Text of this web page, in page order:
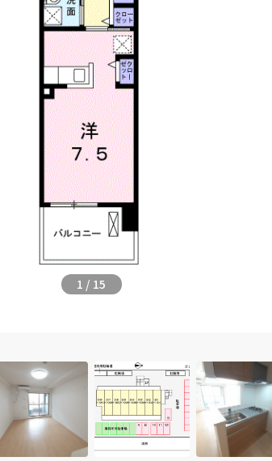
1 / 15